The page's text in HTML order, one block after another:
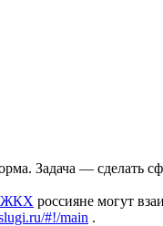
Задача — сделать
россияне могут
#!/main .